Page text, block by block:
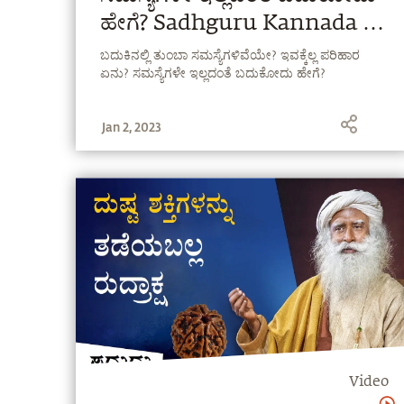
ಹೇಗೆ? Sadhguru Kannada |
ಸದ್ಗುರು
ಬದುಕಿನಲ್ಲಿ ತುಂಬಾ ಸಮಸ್ಯೆಗಳಿವೆಯೇ? ಇವಕ್ಕೆಲ್ಲ ಪರಿಹಾರ
ಏನು? ಸಮಸ್ಯೆಗಳೇ ಇಲ್ಲದಂತೆ ಬದುಕೋದು ಹೇಗೆ?
Jan 2, 2023
Video